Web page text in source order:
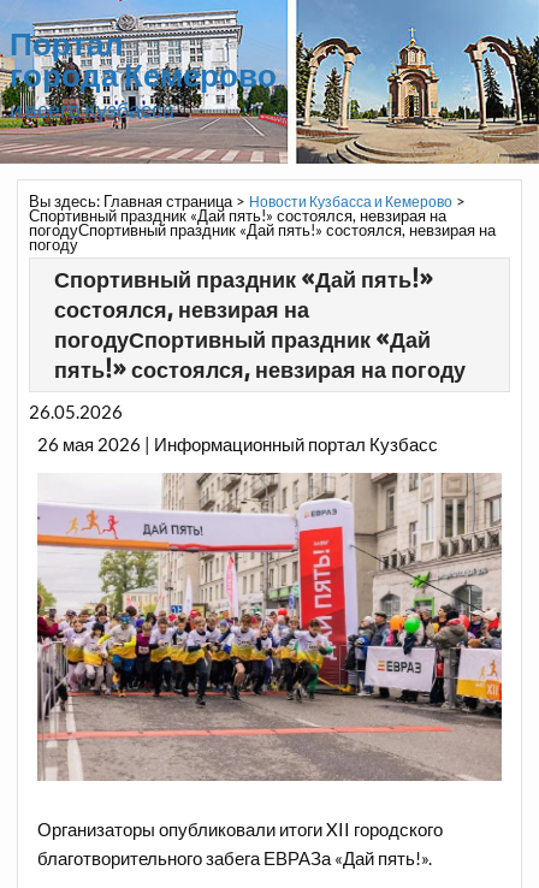
Портал
города Кемерово
и всего Кузбасса
Вы здесь: Главная страница> Новости Кузбасса и Кемерово>
Спортивный праздник «Дай пять!» состоялся, невзирая на
погодуСпортивный праздник «Дай пять!» состоялся, невзирая на
погоду
Спортивный праздник «Дай пять!»
состоялся, невзирая на
погодуСпортивный праздник «Дай
пять!» состоялся, невзирая на погоду
26.05.2026
26 мая 2026 | Информационный портал Кузбасс
Организаторы опубликовали итоги XII городского
благотворительного забега ЕВРАЗа «Дай пять!».